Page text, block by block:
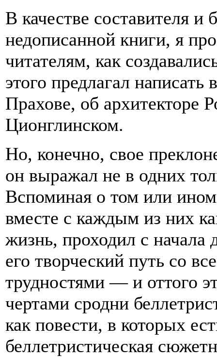
В качестве составителя и
недописанной книги, я
читателям, как
этого предлагал
Прахове, об архитекторе
Ционглинском.
Но, конечно, свое
он выражал не в одних
Вспоминая о том или
вместе с каждым из них
жизнь, проходил с начала
его творческий путь со
трудностями — и оттого
чертами сродни
как повести, в которых
беллетристическая